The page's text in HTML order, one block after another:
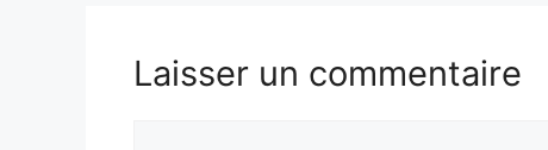
Laisser un commentaire